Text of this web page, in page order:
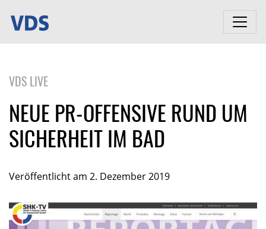
VDS LIVE
NEUE PR-OFFENSIVE RUND UM
SICHERHEIT IM BAD
Veröffentlicht am 2. Dezember 2019